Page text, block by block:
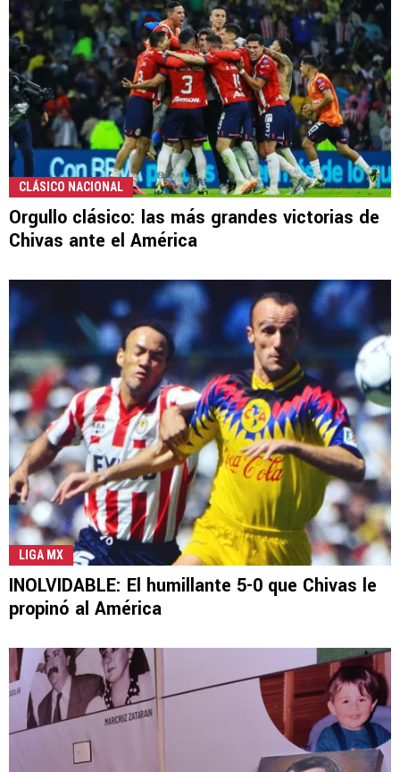
CLÁSICO NACIONAL
Orgullo clásico: las más grandes victorias de
Chivas ante el América
LIGA MX
INOLVIDABLE: El humillante 5-0 que Chivas le
propinó al América